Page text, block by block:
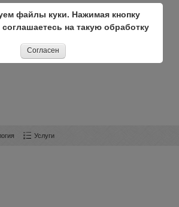
от срока их давности и вашего
Магия Снятие Порчи, Родового
Приворот, Привязка, Привороты
Приворот по магии Вуду,
Услуги
файлы куки. Нажимая кнопку
на такую обработку
Согласен